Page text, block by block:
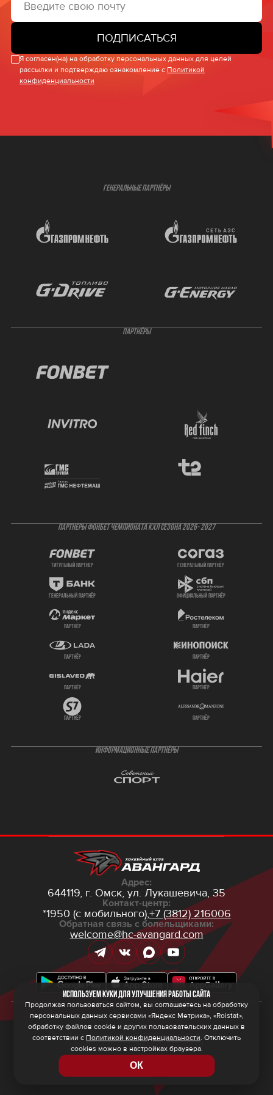
ПОДПИСАТЬСЯ
Я согласен(на) на обработку персональных данных для целей
рассылки и подтверждаю ознакомление с Политикой
конфиденциальности
ГЕНЕРАЛЬНЫЕ ПАРТНЁРЫ
ПАРТНЁРЫ
ПАРТНЕРЫ ФОНБЕТ ЧЕМПИОНАТА КХЛ СЕЗОНА 2026- 2027
титульный партнер генеральный партнёр
генеральный партнёр официальный партнёр
партнёр партнёр
партнёр партнёр
партнёр партнёр
партнёр партнёр
ИНФОРМАЦИОННЫЕ ПАРТНЁРЫ
Адрес:
644119, г. Омск, ул. Лукашевича, 35
Контакт-центр:
*1950 (с мобильного),+7 (3812) 216006
Обратная связь с болельщиками:
welcome@hc-avangard.com
© 2026 ООО ХК «Авангард»
Политика конфиденциальности
Политика обработки персональных данных
Правила программы лояльности
Используем куки для улучшения работы сайта
Продолжая пользоваться сайтом, вы соглашаетесь на обработку
персональных данных сервисами «Яндекс Метрика», «Roistat»,
обработку файлов cookie и других пользовательских данных в
соответствии с Политикой конфиденциальности. Отключить
cookies можно в настройках браузера.
ОК